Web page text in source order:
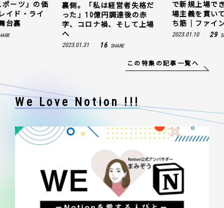
ーツ」の価
イド・ライ
台裏
裏側。「私は経営者失格だ
った」10億円調達後の赤
字、コロナ禍、そして上場
へ
2023.01.31 16 SHARE
で新規上場で
場主義を貫い
ち筋｜ファイ
2023.01.10 29
この特集の記事一覧へ
We Love Notion !!!